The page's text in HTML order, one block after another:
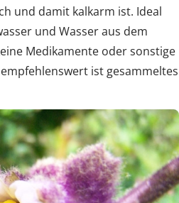
und damit kalkarm ist. Ideal
und Wasser aus dem
Medikamente oder sonstige
ist gesammeltes